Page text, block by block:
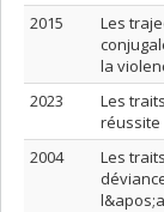
2015
Les
la
2023
Les
réussite
2004
Les